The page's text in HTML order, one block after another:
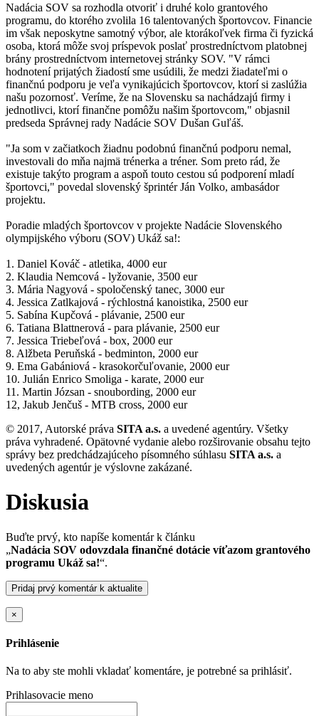
Nadácia SOV sa rozhodla otvoriť i druhé kolo grantového
programu, do ktorého zvolila 16 talentovaných športovcov. Financie
im však neposkytne samotný výbor, ale ktorákoľvek firma či fyzická
osoba, ktorá môže svoj príspevok poslať prostredníctvom platobnej
brány prostredníctvom internetovej stránky SOV. "V rámci
hodnotení prijatých žiadostí sme usúdili, že medzi žiadateľmi o
finančnú podporu je veľa vynikajúcich športovcov, ktorí si zaslúžia
našu pozornosť. Veríme, že na Slovensku sa nachádzajú firmy i
jednotlivci, ktorí finančne pomôžu našim športovcom," objasnil
predseda Správnej rady Nadácie SOV Dušan Guľáš.
"Ja som v začiatkoch žiadnu podobnú finančnú podporu nemal,
investovali do mňa najmä trénerka a tréner. Som preto rád, že
existuje takýto program a aspoň touto cestou sú podporení mladí
športovci," povedal slovenský šprintér Ján Volko, ambasádor
projektu.
Poradie mladých športovcov v projekte Nadácie Slovenského
olympijského výboru (SOV) Ukáž sa!:
1. Daniel Kováč - atletika, 4000 eur
2. Klaudia Nemcová - lyžovanie, 3500 eur
3. Mária Nagyová - spoločenský tanec, 3000 eur
4. Jessica Zatlkajová - rýchlostná kanoistika, 2500 eur
5. Sabína Kupčová - plávanie, 2500 eur
6. Tatiana Blattnerová - para plávanie, 2500 eur
7. Jessica Triebeľová - box, 2000 eur
8. Alžbeta Peruňská - bedminton, 2000 eur
9. Ema Gabániová - krasokorčuľovanie, 2000 eur
10. Julián Enrico Smoliga - karate, 2000 eur
11. Martin Józsan - snoubording, 2000 eur
12, Jakub Jenčuš - MTB cross, 2000 eur
© 2017, Autorské práva SITA a.s. a uvedené agentúry. Všetky
práva vyhradené. Opätovné vydanie alebo rozširovanie obsahu tejto
správy bez predchádzajúceho písomného súhlasu SITA a.s. a
uvedených agentúr je výslovne zakázané.
Diskusia
Buďte prvý, kto napíše komentár k článku
„Nadácia SOV odovzdala finančné dotácie víťazom grantového
programu Ukáž sa!“.
Pridaj prvý komentár k aktualite
×
Prihlásenie
Na to aby ste mohli vkladať komentáre, je potrebné sa prihlásiť.
Prihlasovacie meno